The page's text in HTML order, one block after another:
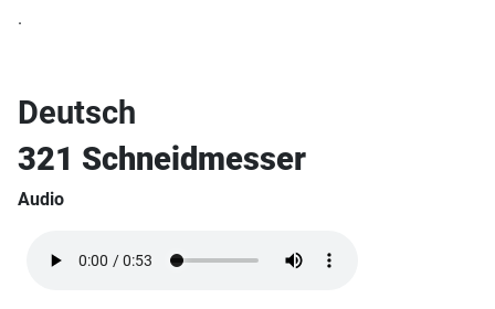
.
Deutsch
321 Schneidmesser
Audio